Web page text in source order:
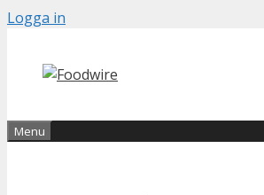
Skip
content
Logga in
Menu